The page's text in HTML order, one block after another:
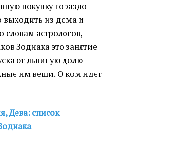
покупку гораздо
выходить из дома и
словам астрологов,
Зодиака это занятие
львиную долю
им вещи. О ком идет
Дева: список